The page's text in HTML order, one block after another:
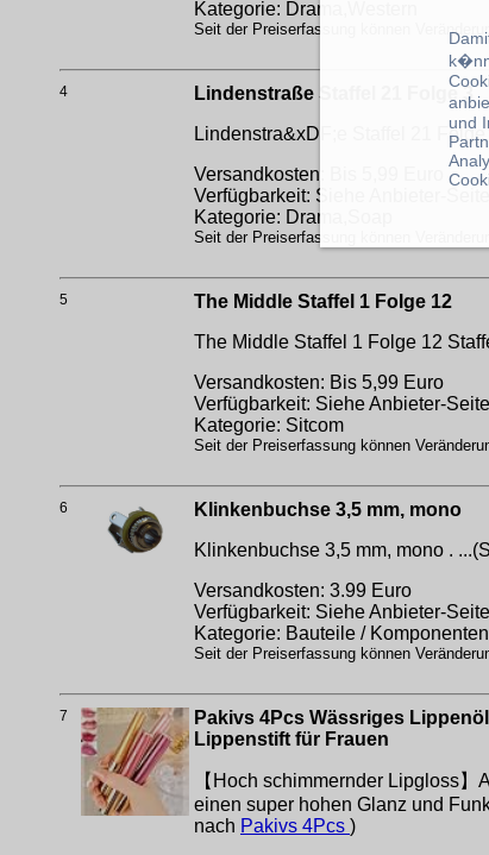
Kategorie: Drama,Western
Seit der Preiserfassung können
4
Lindenstraße Staffel 21 Folge 3
Lindenstra&xDF;e Staffel 21
Versandkosten: Bis 5,99 Euro
Verfügbarkeit: Siehe Anbieter-Seite
Kategorie: Drama,Soap
Seit der Preiserfassung können
5
The Middle Staffel 1 Folge 12
The Middle Staffel 1 Folge 12
Versandkosten: Bis 5,99 Euro
Verfügbarkeit: Siehe Anbieter-Seite
Kategorie: Sitcom
Seit der Preiserfassung können
6
Klinkenbuchse 3,5 mm, mono
Klinkenbuchse 3,5 mm, mono .
Versandkosten: 3.99 Euro
Verfügbarkeit: Siehe Anbieter-Seite
Kategorie: Bauteile / Komponenten
Seit der Preiserfassung können
7
Pakivs 4Pcs Wässriges
Lippenstift für Frauen
【Hoch schimmernder Lipgloss
einen super hohen Glanz und
nach Pakivs 4Pcs )
und